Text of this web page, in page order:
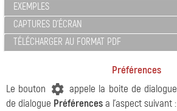
EXEMPLES
CAPTURES D'ÉCRAN
TÉLÉCHARGER AU FORMAT PDF
Préférences
Le bouton
appele la boite de dialogue
de dialogue Préférencesa l'aspect suivant :